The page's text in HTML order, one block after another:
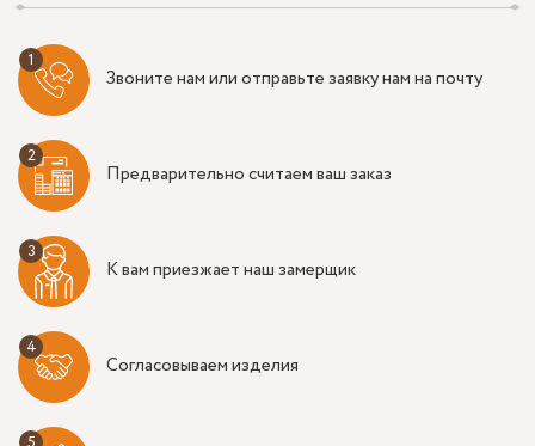
Звоните нам или отправьте заявку нам на почту
Предварительно считаем ваш заказ
К вам приезжает наш замерщик
Согласовываем изделия